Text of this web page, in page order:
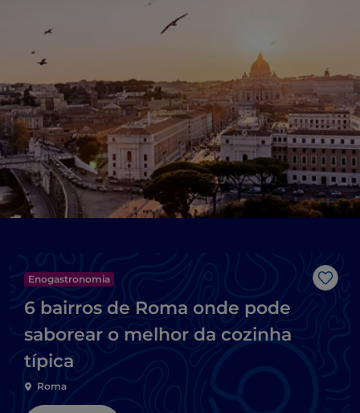
Enogastronomia
6 bairros de Roma onde pode
saborear o melhor da cozinha
típica
Roma